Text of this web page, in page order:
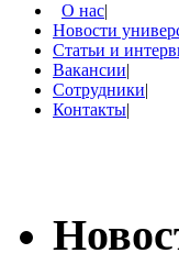
О нас|
Новости
Статьи и
Вакансии|
Сотрудники|
Контакты|